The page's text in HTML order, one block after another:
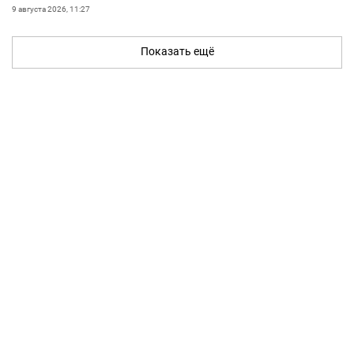
9 августа 2026, 11:27
Показать ещё